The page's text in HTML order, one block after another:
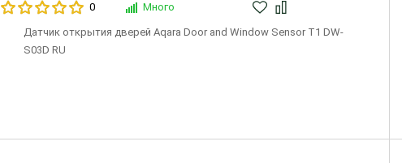
0 Много
Датчик открытия дверей Aqara Door and Window Sensor T1 DW-
S03D RU